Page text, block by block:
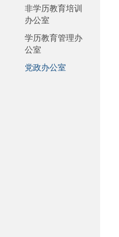
非学历教育培训
办公室
学历教育管理办
公室
党政办公室